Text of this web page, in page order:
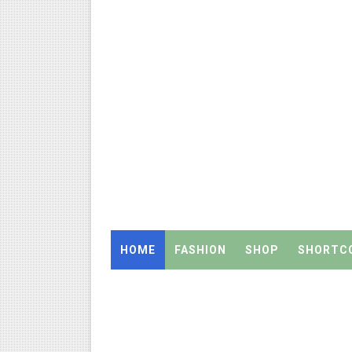
TN SSLC Supplementary
ஒருங்கிணைந்த பள்ளிக்
தமிழ்நாடு அரசு ஊழியர்கள்
இராணிப்பேட்டை:
Census 2027: கோவை பள்ளி
Census 2027: திருவள்ளூர்
HOME FASHION SHOP